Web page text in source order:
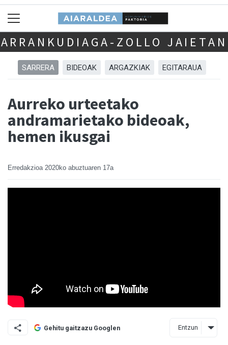
ARRANKUDIAGA-ZOLLO JAIETAN
SARRERA BIDEOAK ARGAZKIAK EGITARAUA
Aurreko urteetako
andramarietako bideoak,
hemen ikusgai
Erredakzioa 2020ko abuztuaren 17a
Gehitu gaitzazu Googlen Entzun